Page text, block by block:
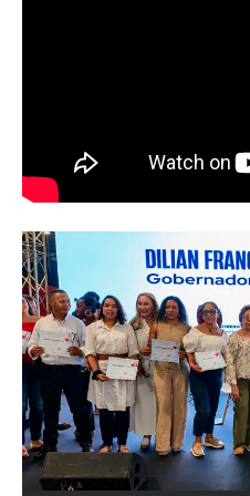
Abren
Records Latam’,